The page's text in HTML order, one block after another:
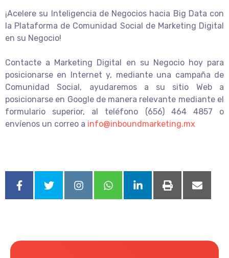
¡Acelere su Inteligencia de Negocios hacia Big Data con
la Plataforma de Comunidad Social de Marketing Digital
en su Negocio!
Contacte a Marketing Digital en su Negocio hoy para
posicionarse en Internet y, mediante una campaña de
Comunidad Social, ayudaremos a su sitio Web a
posicionarse en Google de manera relevante mediante el
formulario superior, al teléfono (656) 464 4857 o
envíenos un correo a info@inboundmarketing.mx